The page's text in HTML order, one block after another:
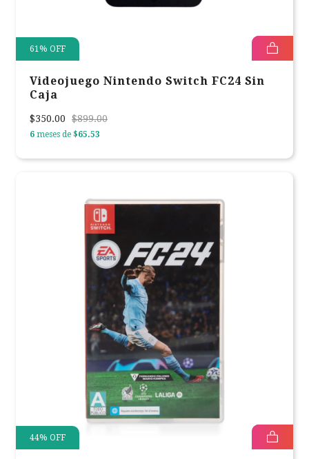
61% OFF
Videojuego Nintendo Switch FC24 Sin
Caja
$350.00 $899.00
6 meses de $65.53
44% OFF